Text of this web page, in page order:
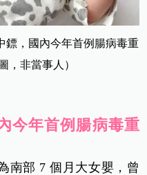
鏢，國內今年首例腸病毒重
，非當事人）
今年首例腸病毒重
南部 7 個月大女嬰，曾